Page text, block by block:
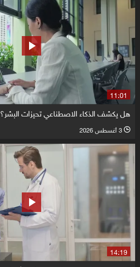
11:01
هل يكشف الذكاء الاصطناعي تحيزات البشر؟
l 3 أغسطس 2026
14:19